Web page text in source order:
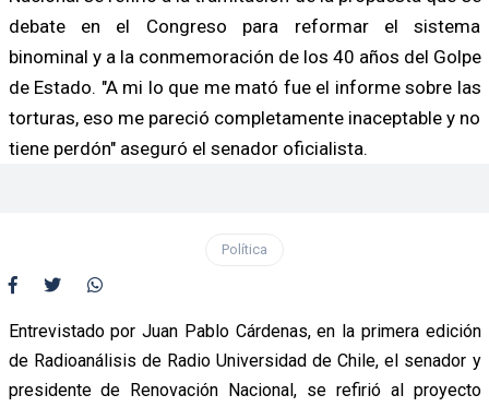
debate en el Congreso para reformar el sistema
binominal y a la conmemoración de los 40 años del Golpe
de Estado. "A mi lo que me mató fue el informe sobre las
torturas, eso me pareció completamente inaceptable y no
tiene perdón" aseguró el senador oficialista.
Política
Entrevistado por Juan Pablo Cárdenas, en la primera edición
de Radioanálisis de Radio Universidad de Chile, el senador y
presidente de Renovación Nacional, se refirió al proyecto